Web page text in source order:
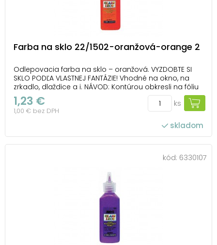
Farba na sklo 22/1502-oranžová-orange 2
Odlepovacia farba na sklo – oranžová. VYZDOBTE SI
SKLO PODĽA VLASTNEJ FANTÁZIE! Vhodné na okno, na
zrkadlo, dlaždice a i. NÁVOD: Kontúrou obkresli na fóliu
obrázok, nechaj ho 1-2 hodiny zaschnúť. Vyfarbi a po
24 hodinách ho opatrne odlep z fólie a umiestni ho na
zvolený povrch. Farba je ľah...
1,23 €
1,00 € bez DPH
ks
skladom
kód: 6330107